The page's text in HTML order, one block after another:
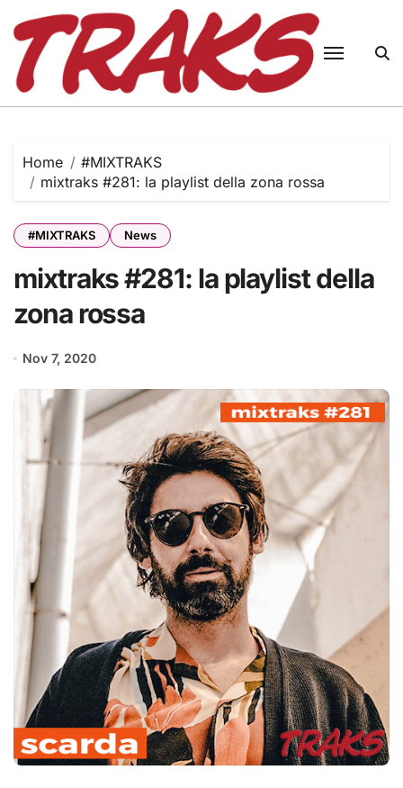
content
Home
#MIXTRAKS
mixtraks #281: la playlist della zona rossa
#MIXTRAKS News
mixtraks #281: la playlist della
zona rossa
Nov 7, 2020